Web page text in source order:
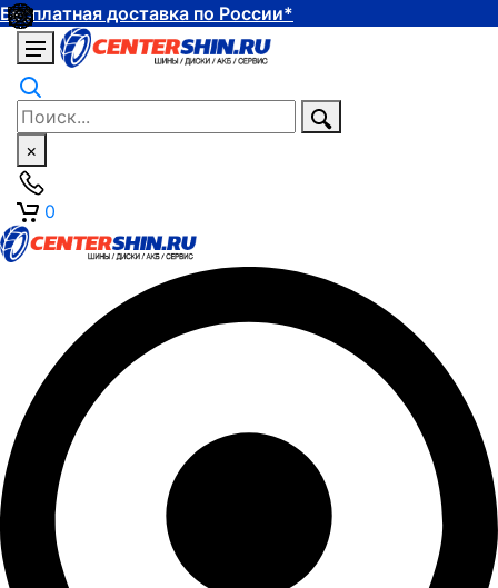
Бесплатная доставка по России*
×
0